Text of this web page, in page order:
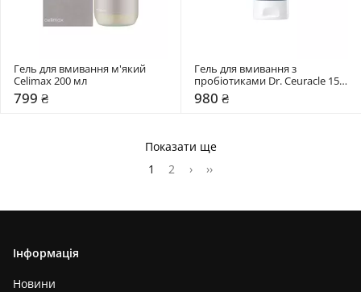
Гель для вмивання м'який
Celimax 200 мл
799 ₴
Гель для вмивання з
пробіотиками Dr. Ceuracle 150
мл
980 ₴
Показати ще
1
2 › ››
Інформація
Новини